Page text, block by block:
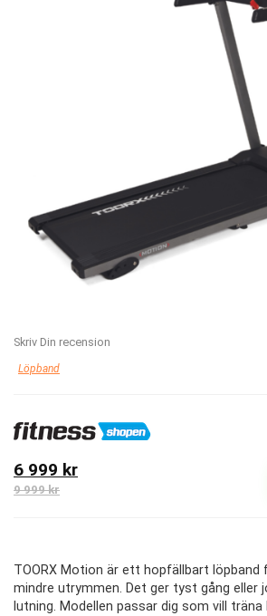
Skriv Din recension
Löpband
6 999 kr
9 999 kr
TOORX Motion är ett hopfällbart löpband
mindre utrymmen. Det ger tyst gång eller
lutning. Modellen passar dig som vill träna